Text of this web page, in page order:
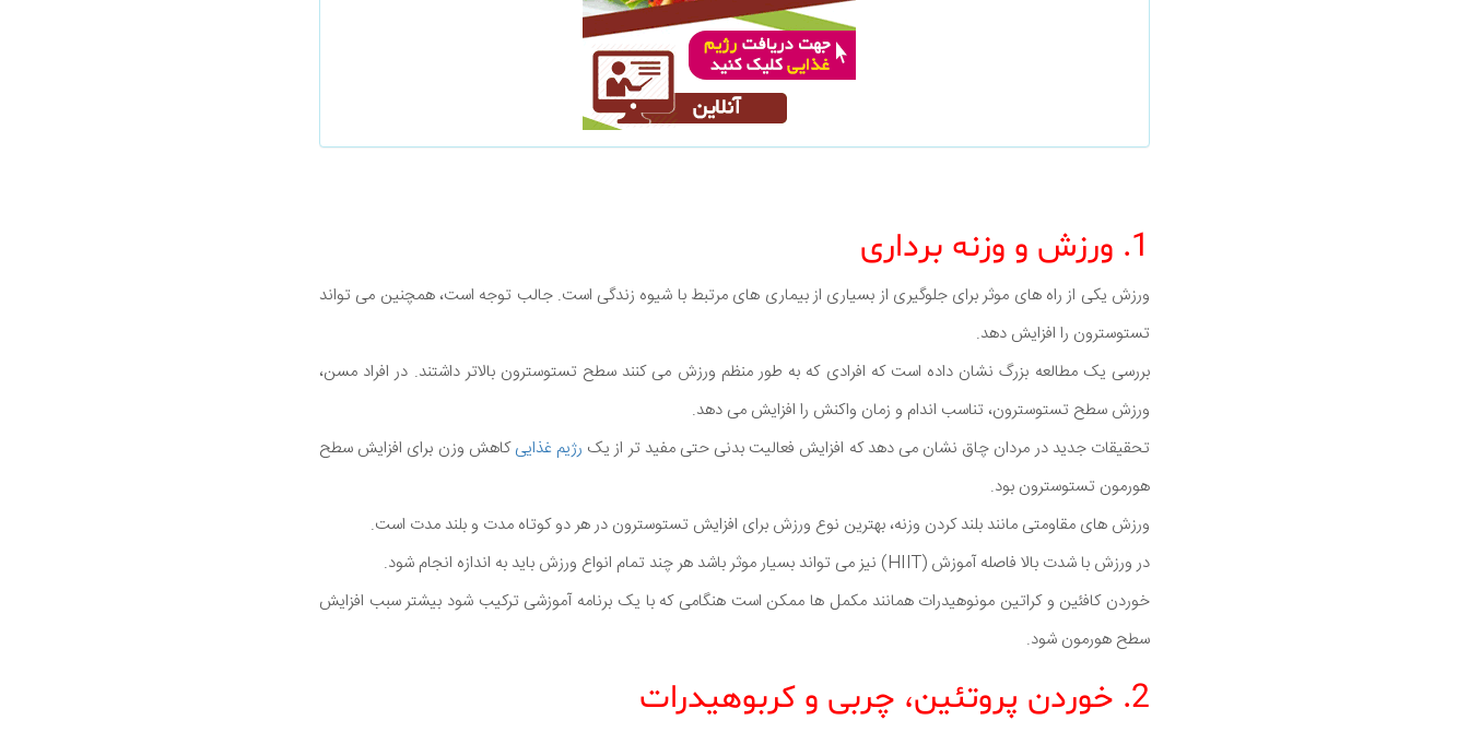
1. ورزش و وزنه برداری
ورزش یکی از راه های موثر برای جلوگیری از بسیاری از بیماری های مرتبط با شیوه زندگی است. جالب توجه است، همچنین می تواند
تستوسترون را افزایش دهد.
بررسی یک مطالعه بزرگ نشان داده است که افرادی که به طور منظم ورزش می کنند سطح تستوسترون بالاتر داشتند. در افراد مسن،
ورزش سطح تستوسترون، تناسب اندام و زمان واکنش را افزایش می دهد.
تحقیقات جدید در مردان چاق نشان می دهد که افزایش فعالیت بدنی حتی مفید تر از یک رژیم غذاییکاهش وزن برای افزایش سطح
هورمون تستوسترون بود.
ورزش های مقاومتی مانند بلند کردن وزنه، بهترین نوع ورزش برای افزایش تستوسترون در هر دو کوتاه مدت و بلند مدت است.
در ورزش با شدت بالا فاصله آموزش (HIIT) نیز می تواند بسیار موثر باشد هر چند تمام انواع ورزش باید به اندازه انجام شود.
خوردن کافئین و کراتین مونوهیدرات همانند مکمل ها ممکن است هنگامی که با یک برنامه آموزشی ترکیب شود بیشتر سبب افزایش
سطح هورمون شود.
2. خوردن پروتئین، چربی و کربوهیدرات